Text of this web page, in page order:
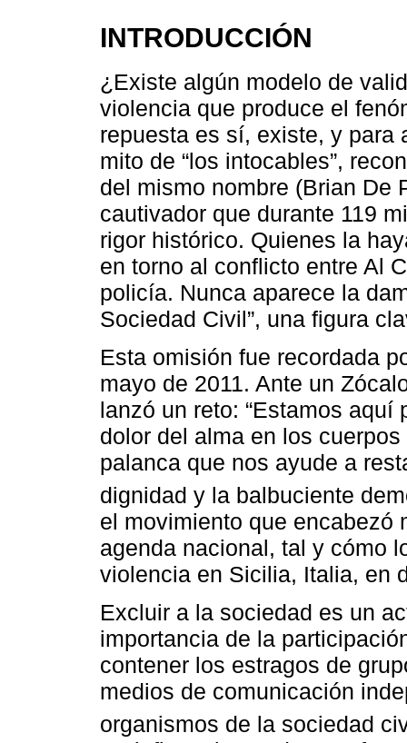
INTRODUCCIÓN
¿Existe algún modelo de
violencia que produce el
repuesta es sí, existe, y para
mito de “los intocables”,
del mismo nombre (Brian De
cautivador que durante 119
rigor histórico. Quienes la
en torno al conflicto entre Al
policía. Nunca aparece la
Sociedad Civil”, una figura
Esta omisión fue recordada
mayo de 2011. Ante un
lanzó un reto: “Estamos
dolor del alma en los
palanca que nos ayude a
dignidad y la balbuciente
el movimiento que encabezó
agenda nacional, tal y cómo
violencia en Sicilia, Italia, en
Excluir a la sociedad es un
importancia de la
contener los estragos de
medios de comunicación
organismos de la sociedad